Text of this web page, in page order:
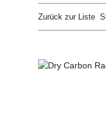
Zurück zur Liste